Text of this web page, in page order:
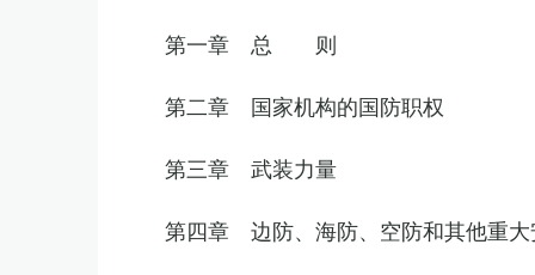
第一章 总 则
第二章 国家机构的国防职权
第三章 武装力量
第四章 边防、海防、空防和其他重大